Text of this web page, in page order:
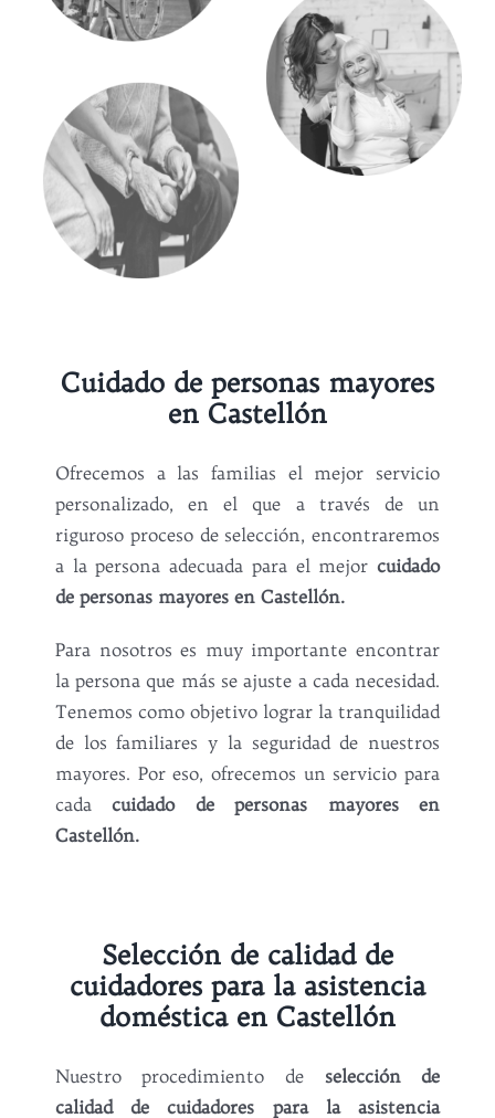
Cuidado de personas mayores
en Castellón
Ofrecemos a las familias el mejor servicio
personalizado, en el que a través de un
riguroso proceso de selección, encontraremos
a la persona adecuada para el mejorcuidado
de personas mayores en Castellón.
Para nosotros es muy importante encontrar
la persona que más se ajuste a cada necesidad.
Tenemos como objetivo lograr la tranquilidad
de los familiares y la seguridad de nuestros
mayores. Por eso, ofrecemos un servicio para
cadacuidado de personas mayores en
Castellón.
Selección de calidad de
cuidadores para la asistencia
doméstica en Castellón
Nuestro procedimiento de selección de
calidad de cuidadores para la asistencia